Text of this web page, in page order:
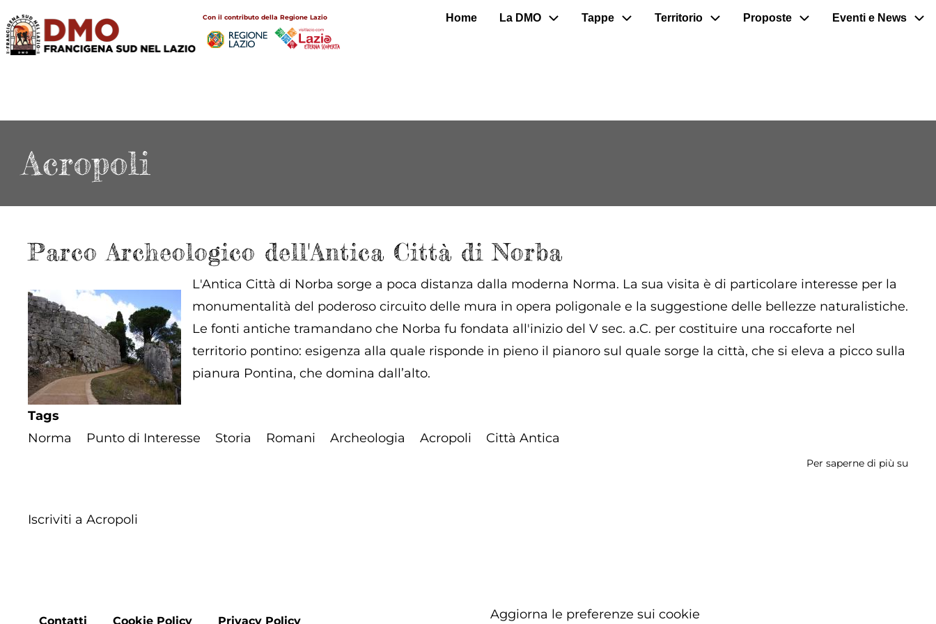
Salta
al
contenuto
Con il contributo della Regione Lazio
Main
navigation
Home La DMO Tappe Territorio Proposte Eventi e News
Acropoli
Parco Archeologico dell'Antica Città di Norba
L'Antica Città di Norba sorge a poca distanza dalla moderna Norma. La sua visita è di particolare interesse per la
monumentalità del poderoso circuito delle mura in opera poligonale e la suggestione delle bellezze naturalistiche.
Le fonti antiche tramandano che Norba fu fondata all'inizio del V sec. a.C. per costituire una roccaforte nel
territorio pontino: esigenza alla quale risponde in pieno il pianoro sul quale sorge la città, che si eleva a picco sulla
pianura Pontina, che domina dall’alto.
Tags
Norma
Punto di Interesse Storia Romani Archeologia Acropoli Città Antica
Per saperne di più su
Iscriviti a Acropoli
Contatti Cookie Policy Privacy Policy Aggiorna le preferenze sui cookie